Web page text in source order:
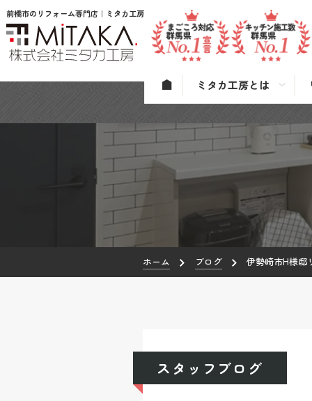
前橋市のリフォーム専門店｜ミタカ工房
ミタカ工房とは
ホーム ブログ 伊勢崎市H様邸
スタッフブログ